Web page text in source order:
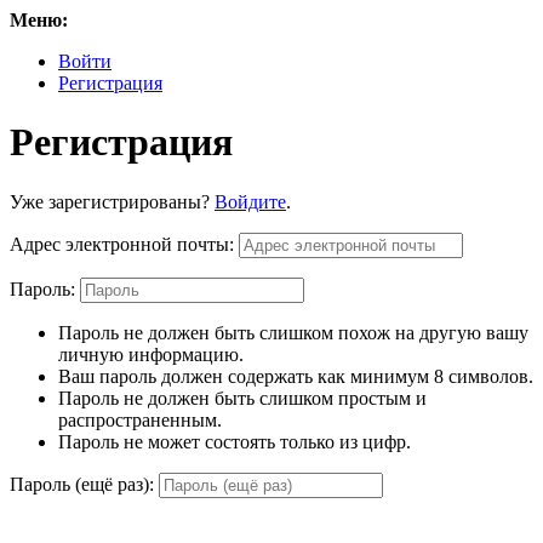
Меню:
Войти
Регистрация
Регистрация
Уже зарегистрированы? Войдите.
Адрес электронной почты:
Пароль:
Пароль не должен быть слишком похож на другую вашу
личную информацию.
Ваш пароль должен содержать как минимум 8 символов.
Пароль не должен быть слишком простым и
распространенным.
Пароль не может состоять только из цифр.
Пароль (ещё раз):